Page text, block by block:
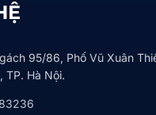
95/86, Phố Vũ Xuân
TP. Hà Nội.